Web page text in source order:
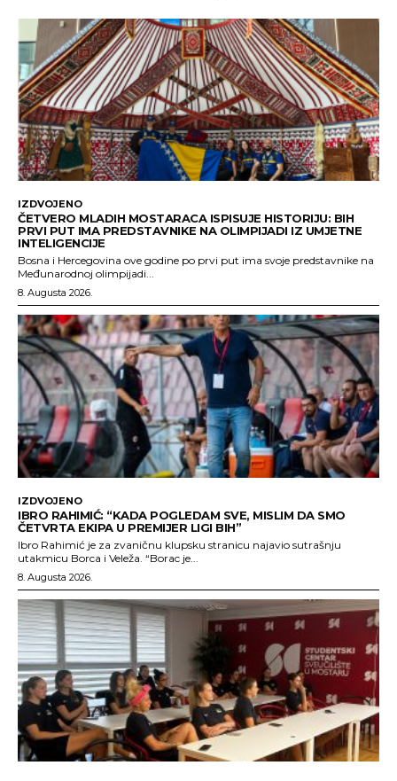
IZDVOJENO
ČETVERO MLADIH MOSTARACA ISPISUJE HISTORIJU: BIH
PRVI PUT IMA PREDSTAVNIKE NA OLIMPIJADI IZ UMJETNE
INTELIGENCIJE
Bosna i Hercegovina ove godine po prvi put ima svoje predstavnike na
Međunarodnoj olimpijadi...
8. Augusta 2026.
IZDVOJENO
IBRO RAHIMIĆ: “KADA POGLEDAM SVE, MISLIM DA SMO
ČETVRTA EKIPA U PREMIJER LIGI BIH”
Ibro Rahimić je za zvaničnu klupsku stranicu najavio sutrašnju
utakmicu Borca i Veleža. “Borac je...
8. Augusta 2026.